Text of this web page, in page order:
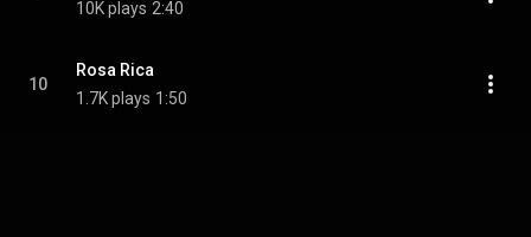
10K plays 2:40
10
Rosa Rica
1.7K plays 1:50